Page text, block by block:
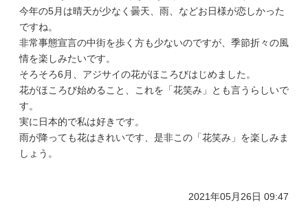
今年の5月は晴天が少なく曇天、雨、などお日様が恋しかった
ですね。
非常事態宣言の中街を歩く方も少ないのですが、季節折々の風
情を楽しみたいです。
そろそろ6月、アジサイの花がほころびはじめました。
花がほころび始めること、これを「花笑み」とも言うらしいで
す。
実に日本的で私は好きです。
雨が降っても花はきれいです、是非この「花笑み」を楽しみま
しょう。
2021年05月26日 09:47